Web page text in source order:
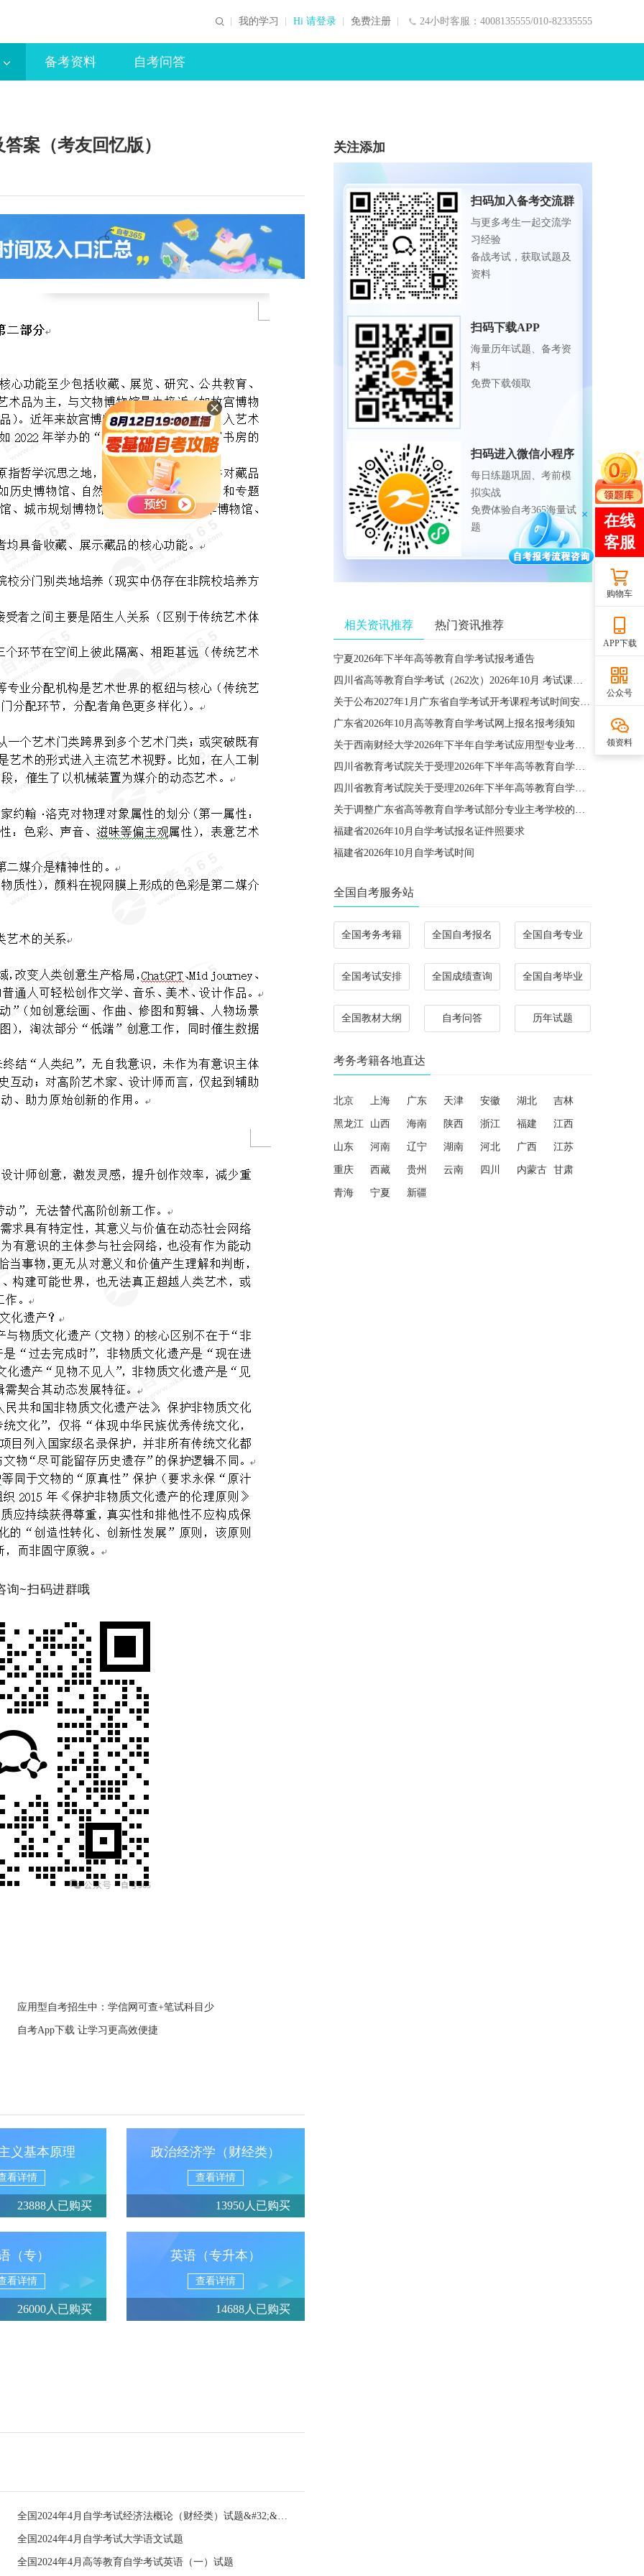
24小时客服：4008135555/010-82335555
我的学习 Hi 请登录 免费注册
备考资料 自考问答
案（考友回忆版）
询~扫码进群哦
应用型自考招生中：学信网可查+笔试科目少
自考App下载 让学习更高效便捷
义基本原理
看详情
23888人已购买
政治经济学（财经类）
查看详情
13950人已购买
（专）
看详情
26000人已购买
英语（专升本）
查看详情
14688人已购买
全国2024年4月自学考试经济法概论（财经类）试题&#32;&#32;
全国2024年4月自学考试大学语文试题
全国2024年4月高等教育自学考试英语（一）试题
关注添加
扫码加入备考交流群
与更多考生一起交流学
习经验
备战考试，获取试题及
资料
扫码下载APP
海量历年试题、备考资
料
免费下载领取
扫码进入微信小程序
每日练题巩固、考前模
拟实战
免费体验自考365海量试
题
相关资讯推荐 热门资讯推荐
宁夏2026年下半年高等教育自学考试报考通告
四川省高等教育自学考试（262次）2026年10月 考试课程简表
关于公布2027年1月广东省自学考试开考课程考试时间安排和使用教材的通知
广东省2026年10月高等教育自学考试网上报名报考须知
关于西南财经大学2026年下半年自学考试应用型专业考籍更改办理的通知
四川省教育考试院关于受理2026年下半年高等教育自学考试省际转考申请的通告
四川省教育考试院关于受理2026年下半年高等教育自学考试考籍更改申请的通告
关于调整广东省高等教育自学考试部分专业主考学校的通知
福建省2026年10月自学考试报名证件照要求
福建省2026年10月自学考试时间
全国自考服务站
全国考务考籍 全国自考报名 全国自考专业
全国考试安排 全国成绩查询 全国自考毕业
全国教材大纲 自考问答 历年试题
考务考籍各地直达
北京 上海 广东 天津 安徽 湖北 吉林
黑龙江 山西 海南 陕西 浙江 福建 江西
山东 河南 辽宁 湖南 河北 广西 江苏
重庆 西藏 贵州 云南 四川 内蒙古 甘肃
青海 宁夏 新疆
购物车
APP下载
公众号
领资料